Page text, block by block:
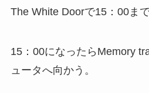
The White Doorで15：00まで
15：00になったらMemory
ュータへ向かう。